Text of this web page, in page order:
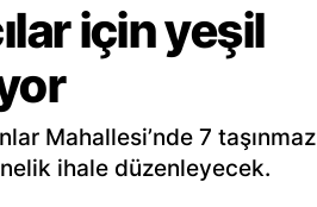
için yeşil
Mahallesi’nde 7 taşınmaz
ihale düzenleyecek.